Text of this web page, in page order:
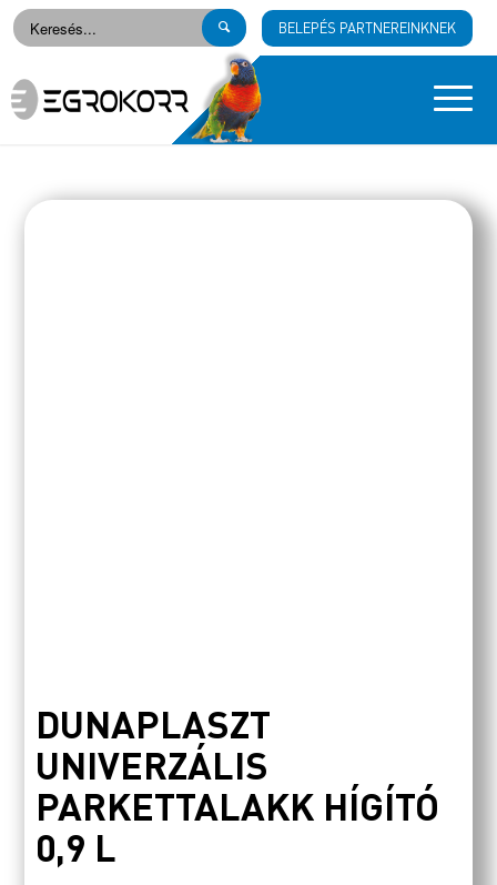
BELEPÉS PARTNEREINKNEK
DUNAPLASZT
UNIVERZÁLIS
PARKETTALAKK HÍGÍTÓ
0,9 L